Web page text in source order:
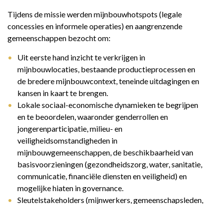
Tijdens de missie werden mijnbouwhotspots (legale
concessies en informele operaties) en aangrenzende
gemeenschappen bezocht om:
Uit eerste hand inzicht te verkrijgen in
mijnbouwlocaties, bestaande productieprocessen en
de bredere mijnbouwcontext, teneinde uitdagingen en
kansen in kaart te brengen.
Lokale sociaal-economische dynamieken te begrijpen
en te beoordelen, waaronder genderrollen en
jongerenparticipatie, milieu- en
veiligheidsomstandigheden in
mijnbouwgemeenschappen, de beschikbaarheid van
basisvoorzieningen (gezondheidszorg, water, sanitatie,
communicatie, financiële diensten en veiligheid) en
mogelijke hiaten in governance.
Sleutelstakeholders (mijnwerkers, gemeenschapsleden,